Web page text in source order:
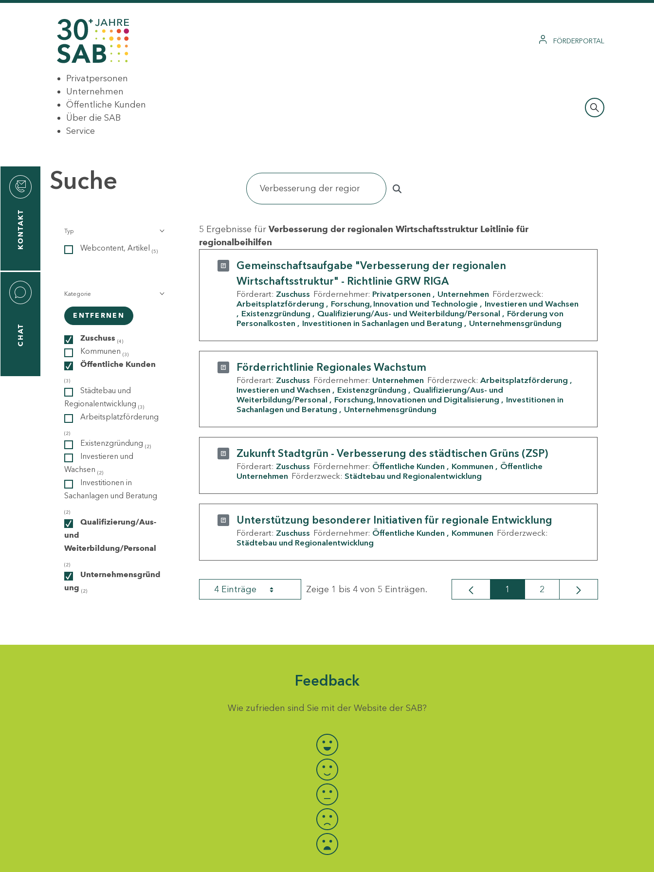
FÖRDERPORTAL
Privatpersonen
Unternehmen
Öffentliche Kunden
Über die SAB
Service
KONTAKT
CHAT
Suche
Typ
Webcontent, Artikel (5)
Kategorie
ENTFERNEN
Zuschuss (4)
Kommunen (3)
Öffentliche Kunden
(3)
Städtebau und
Regionalentwicklung (3)
Arbeitsplatzförderung
(2)
Existenzgründung (2)
Investieren und
Wachsen (2)
Investitionen in
Sachanlagen und Beratung
(2)
Qualifizierung/Aus-
und
Weiterbildung/Personal
(2)
Unternehmensgründ
ung (2)
5 Ergebnisse für Verbesserung der regionalen Wirtschaftsstruktur Leitlinie für
regionalbeihilfen
Gemeinschaftsaufgabe "Verbesserung der regionalen
Wirtschaftsstruktur" - Richtlinie GRW RIGA
Förderart: Zuschuss Fördernehmer: Privatpersonen Unternehmen Förderzweck:
Arbeitsplatzförderung
Forschung, Innovation und Technologie
Investieren und Wachsen
Existenzgründung
Qualifizierung/Aus- und Weiterbildung/Personal
Förderung von
Personalkosten
Investitionen in Sachanlagen und Beratung Unternehmensgründung
Förderrichtlinie Regionales Wachstum
Förderart: Zuschuss Fördernehmer: Unternehmen Förderzweck: Arbeitsplatzförderung
Investieren und Wachsen
Existenzgründung
Qualifizierung/Aus- und
Weiterbildung/Personal
Forschung, Innovationen und Digitalisierung
Investitionen in
Sachanlagen und Beratung
Unternehmensgründung
Zukunft Stadtgrün - Verbesserung des städtischen Grüns (ZSP)
Förderart: Zuschuss Fördernehmer: Öffentliche Kunden Kommunen
Öffentliche
Unternehmen Förderzweck: Städtebau und Regionalentwicklung
Unterstützung besonderer Initiativen für regionale Entwicklung
Förderart: Zuschuss Fördernehmer: Öffentliche Kunden Kommunen Förderzweck:
Städtebau und Regionalentwicklung
4 Einträge Zeige 1 bis 4 von 5 Einträgen. Seite
1 Seite
2
Feedback
Wie zufrieden sind Sie mit der Website der SAB?
Bewertung auswählen